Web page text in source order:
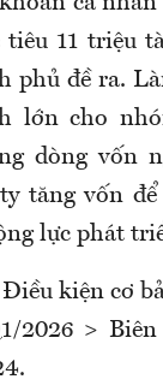
tiêu 11 triệu
phủ đề ra.
lớn cho
dòng vốn
tăng vốn
lực phát
kiện cơ
2026 >